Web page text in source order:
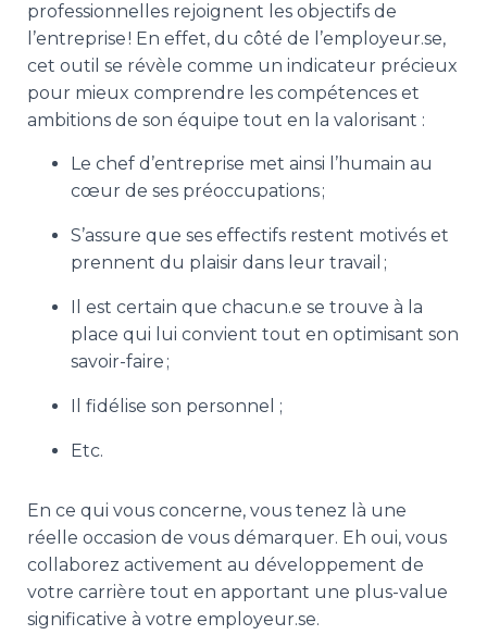
professionnelles rejoignent les objectifs de
l’entreprise ! En effet, du côté de l’employeur.se,
cet outil se révèle comme un indicateur précieux
pour mieux comprendre les compétences et
ambitions de son équipe tout en la valorisant :
Le chef d’entreprise met ainsi l’humain au
cœur de ses préoccupations ;
S’assure que ses effectifs restent motivés et
prennent du plaisir dans leur travail ;
Il est certain que chacun.e se trouve à la
place qui lui convient tout en optimisant son
savoir-faire ;
Il fidélise son personnel ;
Etc.
En ce qui vous concerne, vous tenez là une
réelle occasion de vous démarquer. Eh oui, vous
collaborez activement au développement de
votre carrière tout en apportant une plus-value
significative à votre employeur.se.